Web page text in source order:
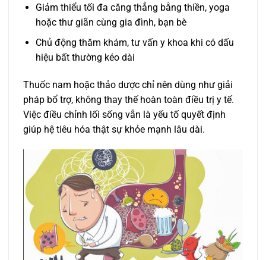
Giảm thiểu tối đa căng thẳng bằng thiền, yoga
hoặc thư giãn cùng gia đình, bạn bè
Chủ động thăm khám, tư vấn y khoa khi có dấu
hiệu bất thường kéo dài
Thuốc nam hoặc thảo dược chỉ nên dùng như giải
pháp bổ trợ, không thay thế hoàn toàn điều trị y tế.
Việc điều chỉnh lối sống vẫn là yếu tố quyết định
giúp hệ tiêu hóa thật sự khỏe mạnh lâu dài.